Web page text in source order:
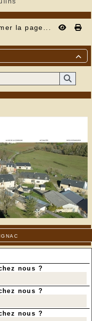
la page...

nous ?
nous ?
nous ?